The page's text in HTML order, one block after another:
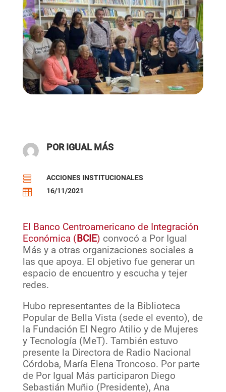
POR IGUAL MÁS
 ACCIONES INSTITUCIONALES
 16/11/2021
El Banco Centroamericano de Integración
Económica (BCIE) convocó a Por Igual
Más y a otras organizaciones sociales a
las que apoya. El objetivo fue generar un
espacio de encuentro y escucha y tejer
redes.
Hubo representantes de la Biblioteca
Popular de Bella Vista (sede el evento), de
la Fundación El Negro Atilio y de Mujeres
y Tecnología (MeT). También estuvo
presente la Directora de Radio Nacional
Córdoba, María Elena Troncoso. Por parte
de Por Igual Más participaron Diego
Sebastián Muñio (Presidente), Ana